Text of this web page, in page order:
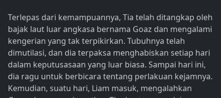
Terlepas dari kemampuannya, Tia telah ditangkap oleh
bajak laut luar angkasa bernama Goaz dan mengalami
kengerian yang tak terpikirkan. Tubuhnya telah
dimutilasi, dan dia terpaksa menghabiskan setiap hari
dalam keputusasaan yang luar biasa. Sampai hari ini,
dia ragu untuk berbicara tentang perlakuan kejamnya.
Kemudian, suatu hari, Liam masuk, mengalahkan